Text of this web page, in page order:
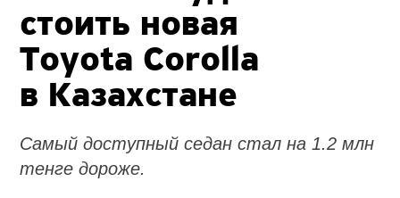
стоить новая
Toyota Corolla
в Казахстане
Самый доступный седан стал на 1.2 млн
тенге дороже.